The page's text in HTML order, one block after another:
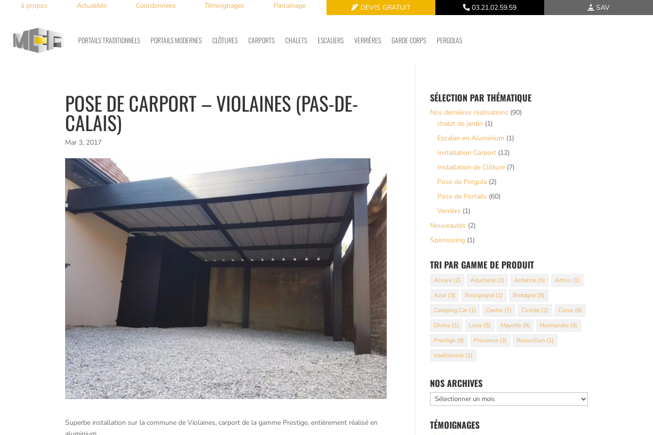
à propos Actualités Coordonnées Témoignages Parrainage DEVIS GRATUIT 03.21.02.59.59 SAV
PORTAILS TRADITIONNELS PORTAILS MODERNES CLÔTURES CARPORTS CHALETS ESCALIERS VERRIÈRES GARDE CORPS PERGOLAS
POSE DE CARPORT – VIOLAINES (PAS-DE-
CALAIS)
Mar 3, 2017
Superbe installation sur la commune de Violaines, carport de la gamme Prestige, entièrement réalisé en
SÉLECTION PAR THÉMATIQUE
Nos dernières réalisations (90)
chalet de jardin (1)
Escalier en Aluminium (1)
Installation Carport(12)
Installation de Clôture(7)
Pose de Pergola(2)
Pose de Portails (60)
Verrière(1)
Nouveautés (2)
Sponsoring(1)
TRI PAR GAMME DE PRODUIT
Alsace(2) Aquitaine(1) Ardenne(5) Artois(1)
Azur(3) Bourgogne(1) Bretagne(8)
Camping Car(1) Centre(7) Cintrée(2) Corse(8)
Divine(1) Loire(5) Mayotte(9) Normandie(3)
Prestige(9) Provence(3) Roussillon (1)
traditionnel(1)
NOS ARCHIVES
Nos
archives
TÉMOIGNAGES